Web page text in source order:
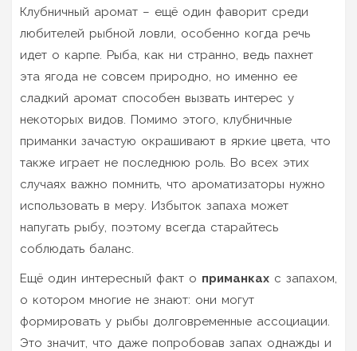
Клубничный аромат – ещё один фаворит среди
любителей рыбной ловли, особенно когда речь
идет о карпе. Рыба, как ни странно, ведь пахнет
эта ягода не совсем природно, но именно ее
сладкий аромат способен вызвать интерес у
некоторых видов. Помимо этого, клубничные
приманки зачастую окрашивают в яркие цвета, что
также играет не последнюю роль. Во всех этих
случаях важно помнить, что ароматизаторы нужно
использовать в меру. Избыток запаха может
напугать рыбу, поэтому всегда старайтесь
соблюдать баланс.
Ещё один интересный факт о приманках с запахом,
о котором многие не знают: они могут
формировать у рыбы долговременные ассоциации.
Это значит, что даже попробовав запах однажды и